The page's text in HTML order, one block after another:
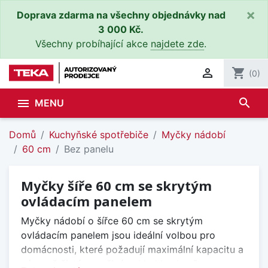
Doprava zdarma na všechny objednávky nad
3 000 Kč.
Všechny probíhající akce najdete zde.
×
 shopping_cart (0)
 MENU search
Domů Kuchyňské spotřebiče
Myčky nádobí
60 cm
Bez panelu
Myčky šíře 60 cm se skrytým
ovládacím panelem
Myčky nádobí o šířce 60 cm se skrytým
ovládacím panelem jsou ideální volbou pro
domácnosti, které požadují maximální kapacitu a